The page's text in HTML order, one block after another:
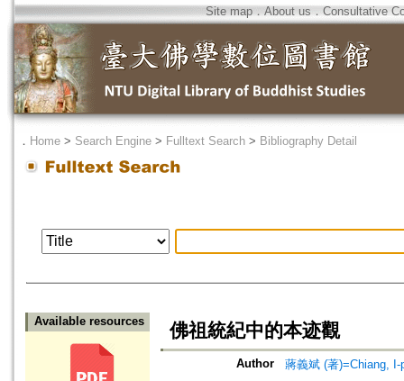
Site map．About us ． Consultative
． Home > Search Engine > Fulltext Search > Bibliography Detail
Available resources 佛祖統紀中的本迹觀
Author
蔣義斌 (著)=Chiang, I-